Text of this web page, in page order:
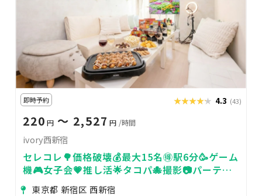
即時予約 ★★★★★
★★★★★ 4.3 (43)
220 円 〜 2,527 円 /時間
ivory西新宿
セレコレ🌳価格破壊💰最大15名🉐駅6分🥳ゲーム
機🎮女子会💗推し活🌟タコパ🐙撮影📷パーティ
🥂飲み会🍻ivory西新宿
東京都 新宿区 西新宿